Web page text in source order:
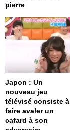
pierre
Japon : Un
nouveau jeu
télévisé consiste à
faire avaler un
cafard à son